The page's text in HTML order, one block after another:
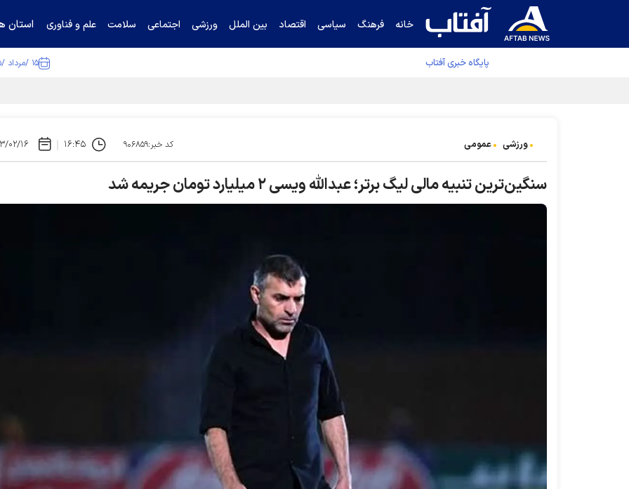
خانه فرهنگ سیاسی اقتصاد بین الملل ورزشی اجتماعی سلامت علم و فناوری استان
پایگاه خبری آفتاب ۱۵ /مرداد /۱۴۰۵
ورزشی عمومی کد خبر:۹۰۶۸۵۹ ۱۶:۴۵ ۱۴۰۳/
سنگین‌ترین تنبیه مالی لیگ برتر؛ عبدالله ویسی ۲ میلیارد تومان جریمه شد